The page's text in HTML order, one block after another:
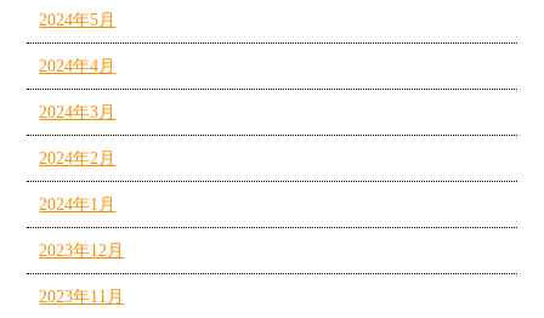
2024年5月
2024年4月
2024年3月
2024年2月
2024年1月
2023年12月
2023年11月